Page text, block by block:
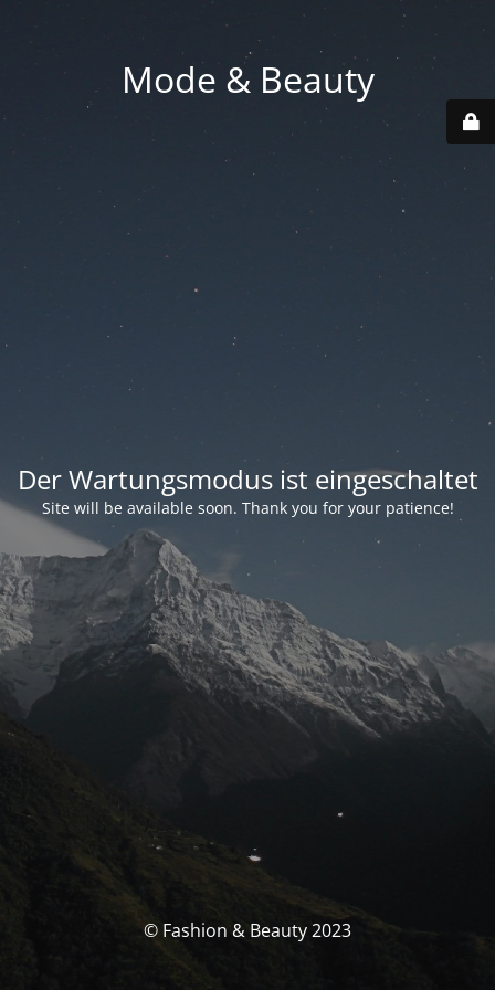
Mode & Beauty
Der Wartungsmodus ist eingeschaltet
Site will be available soon. Thank you for your patience!
© Fashion & Beauty 2023